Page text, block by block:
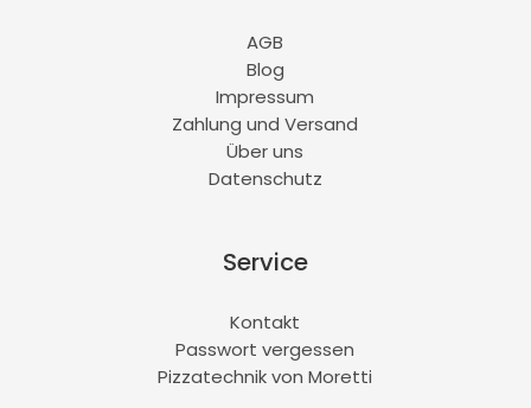
AGB
Blog
Impressum
Zahlung und Versand
Über uns
Datenschutz
Service
Kontakt
Passwort vergessen
Pizzatechnik von Moretti